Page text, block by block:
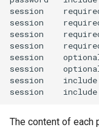
session
session
session
session
session
session
session
include
session
include
The content of